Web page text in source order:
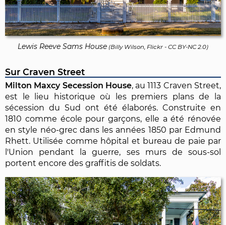
Lewis Reeve Sams House (Billy Wilson, Flickr - CC BY-NC 2.0)
Sur Craven Street
Milton Maxcy Secession House, au 1113 Craven Street,
est le lieu historique où les premiers plans de la
sécession du Sud ont été élaborés. Construite en
1810 comme école pour garçons, elle a été rénovée
en style néo-grec dans les années 1850 par Edmund
Rhett. Utilisée comme hôpital et bureau de paie par
l'Union pendant la guerre, ses murs de sous-sol
portent encore des graffitis de soldats.